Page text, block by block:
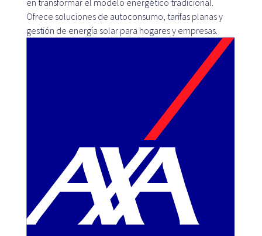
Atención al cliente
Ofrece soluciones de autoconsumo, tarifas planas y
gestión de energía solar para hogares y empresas.